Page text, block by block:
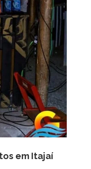
em Itajaí